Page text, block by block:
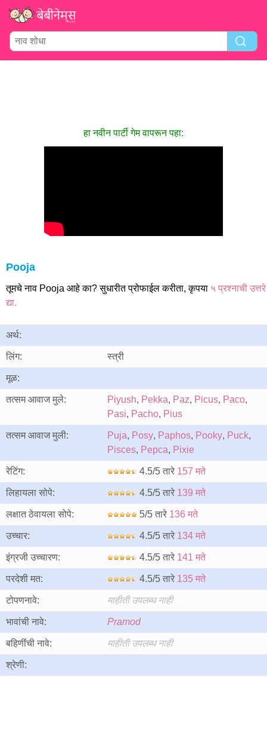
हा नवीन पार्टी गेम वापरून पहा:
Pooja
तूमचे नाव Pooja आहे का? सुधारीत प्रोफाईल करीता, कृपया ५ प्रश्नाची उत्तरे
द्या.
अर्थ:
लिंग: स्त्री
मूळ:
तत्सम आवाज मुले: Piyush, Pekka, Paz, Picus, Paco,
Pasi, Pacho, Pius
तत्सम आवाज मुली: Puja, Posy, Paphos, Pooky, Puck,
Pisces, Pepca, Pixie
रेटिंग: 4.5/5 तारे 157 मते
लिहायला सोपे: 4.5/5 तारे 139 मते
लक्षात ठेवायला सोपे: 5/5 तारे 136 मते
उच्चार: 4.5/5 तारे 134 मते
इंग्रजी उच्चारण: 4.5/5 तारे 141 मते
परदेशी मत: 4.5/5 तारे 135 मते
टोपणनावे: माहीती उपलब्ध नाही
भावांची नावे: Pramod
बहिणींची नावे: माहीती उपलब्ध नाही
श्रेणी: